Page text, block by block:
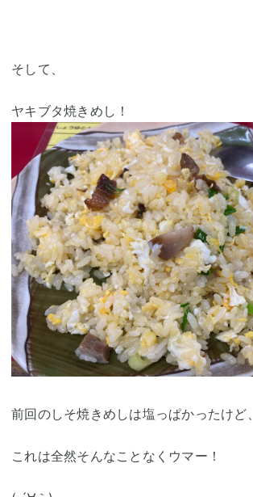
そして、
ヤキブタ焼きめし！
前回のしそ焼きめしは塩っぱかったけど、
これは全然そんなことなくウマー！